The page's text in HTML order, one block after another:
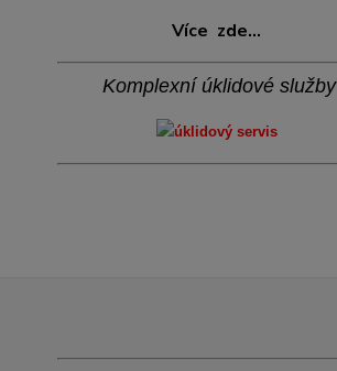
Více zde...
Komplexní úklidové služby